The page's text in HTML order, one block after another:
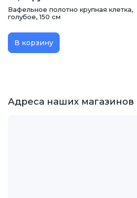
Вафельное полотно крупная клетка,
голубое, 150 см
В корзину
Адреса наших магазинов